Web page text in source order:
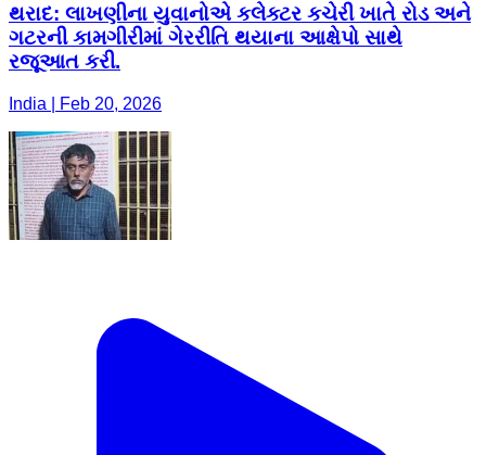
થરાદ: લાખણીના યુવાનોએ કલેક્ટર કચેરી ખાતે રોડ અને
ગટરની કામગીરીમાં ગેરરીતિ થયાના આક્ષેપો સાથે
રજૂઆત કરી.
India | Feb 20, 2026